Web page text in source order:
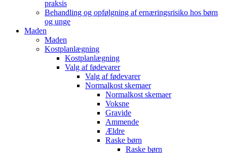
praksis
Behandling og opfølgning af ernæringsrisiko hos børn
og unge
Maden
Maden
Kostplanlægning
Kostplanlægning
Valg af fødevarer
Valg af fødevarer
Normalkost skemaer
Normalkost skemaer
Voksne
Gravide
Ammende
Ældre
Raske børn
Raske børn